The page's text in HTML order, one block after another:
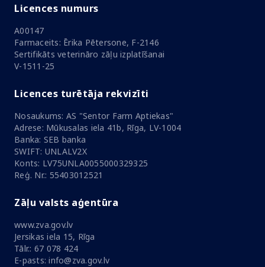
Licences numurs
A00147
Farmaceits: Ērika Pētersone, F-2146
Sertifikāts veterināro zāļu izplatīšanai
V-1511-25
Licences turētāja rekvizīti
Nosaukums: AS "Sentor Farm Aptiekas"
Adrese: Mūkusalas iela 41b, Rīga, LV-1004
Banka: SEB banka
SWIFT: UNLALV2X
Konts: LV75UNLA0055000329325
Reģ. Nr.: 55403012521
Zāļu valsts aģentūra
www.zva.gov.lv
Jersikas iela 15, Rīga
Tālr.: 67 078 424
E-pasts: info@zva.gov.lv